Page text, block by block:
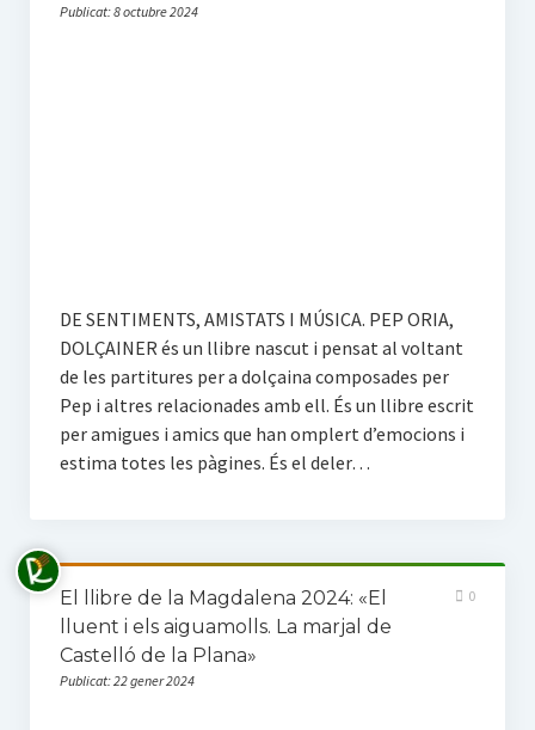
Publicat: 8 octubre 2024
DE SENTIMENTS, AMISTATS I MÚSICA. PEP ORIA,
DOLÇAINER és un llibre nascut i pensat al voltant
de les partitures per a dolçaina composades per
Pep i altres relacionades amb ell. És un llibre escrit
per amigues i amics que han omplert d’emocions i
estima totes les pàgines. És el deler…
El llibre de la Magdalena 2024: «El
lluent i els aiguamolls. La marjal de
Castelló de la Plana»
Publicat: 22 gener 2024
0